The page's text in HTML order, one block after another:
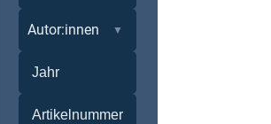
Autor:innen